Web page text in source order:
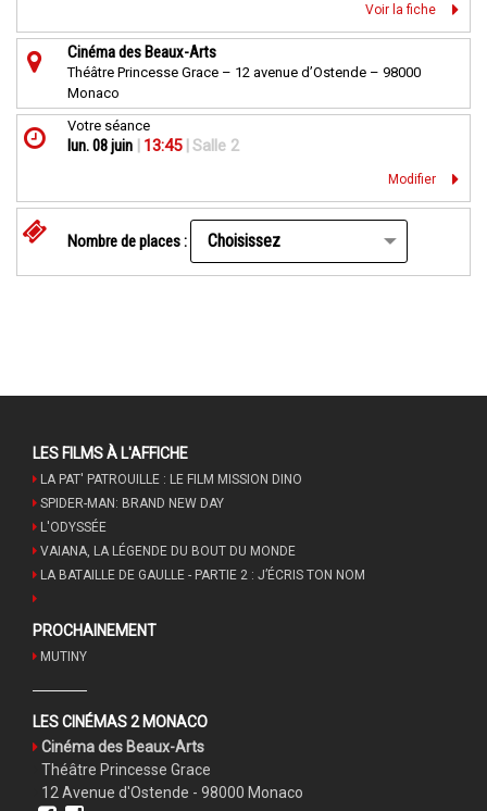
Voir la fiche
Cinéma des Beaux-Arts
Théâtre Princesse Grace – 12 avenue d’Ostende – 98000
Monaco
Votre séance
lun. 08 juin 13:45 Salle 2
Modifier
Nombre de places :
LES FILMS À L'AFFICHE
LA PAT' PATROUILLE : LE FILM MISSION DINO
SPIDER-MAN: BRAND NEW DAY
L'ODYSSÉE
VAIANA, LA LÉGENDE DU BOUT DU MONDE
LA BATAILLE DE GAULLE - PARTIE 2 : J’ÉCRIS TON NOM
PROCHAINEMENT
MUTINY
LES CINÉMAS 2 MONACO
Cinéma des Beaux-Arts
Théâtre Princesse Grace
12 Avenue d'Ostende - 98000 Monaco